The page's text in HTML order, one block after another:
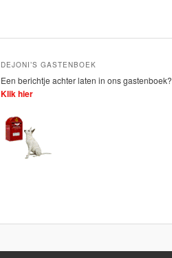
DEJONI’S GASTENBOEK
Een berichtje achter laten in ons gastenboek?
Klik hier